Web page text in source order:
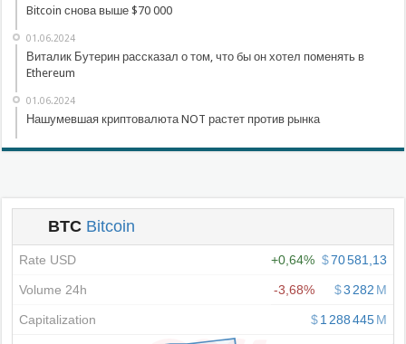
Bitcoin снова выше $70 000
01.06.2024
Виталик Бутерин рассказал о том, что бы он хотел поменять в
Ethereum
01.06.2024
Нашумевшая криптовалюта NOT растет против рынка